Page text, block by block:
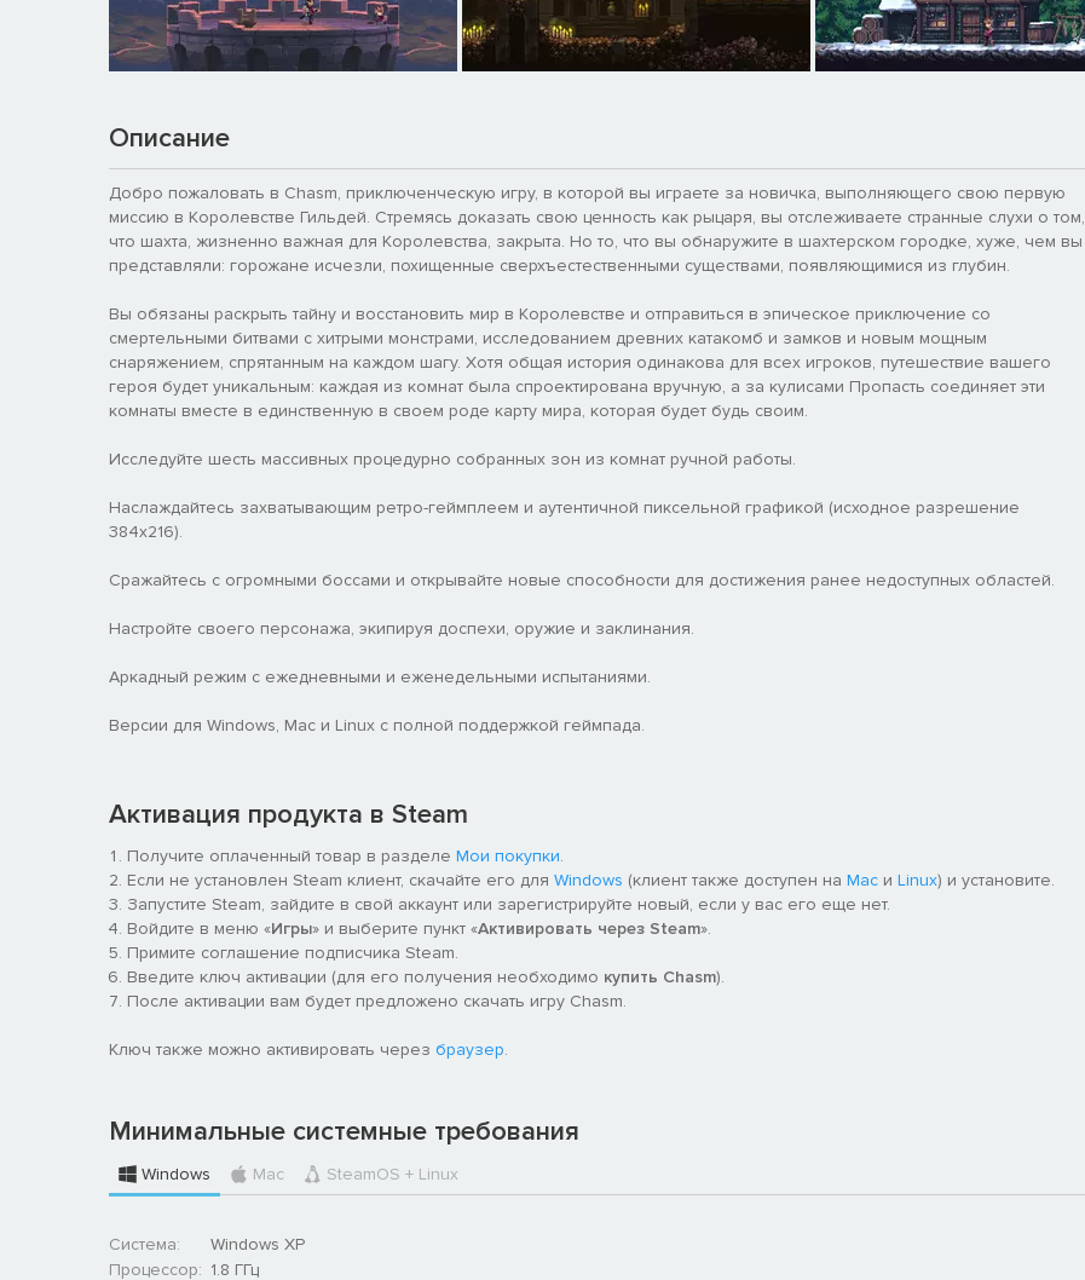
Описание
Добро пожаловать в Chasm, приключенческую игру, в которой вы играете за новичка, выполняющего свою первую
миссию в Королевстве Гильдей. Стремясь доказать свою ценность как рыцаря, вы отслеживаете странные слухи о том,
что шахта, жизненно важная для Королевства, закрыта. Но то, что вы обнаружите в шахтерском городке, хуже, чем вы
представляли: горожане исчезли, похищенные сверхъестественными существами, появляющимися из глубин.
Вы обязаны раскрыть тайну и восстановить мир в Королевстве и отправиться в эпическое приключение со
смертельными битвами с хитрыми монстрами, исследованием древних катакомб и замков и новым мощным
снаряжением, спрятанным на каждом шагу. Хотя общая история одинакова для всех игроков, путешествие вашего
героя будет уникальным: каждая из комнат была спроектирована вручную, а за кулисами Пропасть соединяет эти
комнаты вместе в единственную в своем роде карту мира, которая будет будь своим.
Исследуйте шесть массивных процедурно собранных зон из комнат ручной работы.
Наслаждайтесь захватывающим ретро-геймплеем и аутентичной пиксельной графикой (исходное разрешение
384x216).
Сражайтесь с огромными боссами и открывайте новые способности для достижения ранее недоступных областей.
Настройте своего персонажа, экипируя доспехи, оружие и заклинания.
Аркадный режим с ежедневными и еженедельными испытаниями.
Версии для Windows, Mac и Linux с полной поддержкой геймпада.
Активация продукта в Steam
Получите оплаченный товар в разделе Мои покупки.
Если не установлен Steam клиент, скачайте его для Windows (клиент также доступен на Mac и Linux) и установите.
Запустите Steam, зайдите в свой аккаунт или зарегистрируйте новый, если у вас его еще нет.
Войдите в меню «Игры» и выберите пункт «Активировать через Steam».
Примите соглашение подписчика Steam.
Введите ключ активации (для его получения необходимо купить Chasm).
После активации вам будет предложено скачать игру Chasm.
Ключ также можно активировать через браузер.
Минимальные системные требования
Windows Mac SteamOS + Linux
Система:
Windows XP
Процессор: 1.8 ГГц